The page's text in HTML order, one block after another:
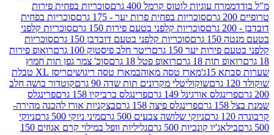
עוגיות לוטוס קרמל 400 גרם
סוכריות בפחית פירות
סוכריות בפחית פרות יער - 175 גרם
סוכריות בפחית
סוכריות קלפני בטעם פירות 150 גרם
סוכריות קלפני
סוכריות קלפני בטעם דובדבן 150 גרם
סוכריות
יער 150 גרם
ריטר חלב פיסטוק 100 גרם
רואופ פירות
תות 18 גרם
רואופ פטל 18 גרם
סוכ' צמר גפן תות חמוץ
מארז טסה מאוהב מארז טסה ריגושים
ריסז XL טבלת
שוקוליטלי מקרונים תות שדה 90 גרם
קוטדור בושה חלב
אורגינל 149 גרם
פרינגלס ברביקיו 158 גרם
פרינגלס
פרינגלס פיצה 158 גרם
בצקניות אורז להכנה מהירה-
ניוקי שלושה צבעים 500 גרם
מיני ניוקי 500 גרם
ניוקי
קונכיות 500 גרם
גליליות וופל במילוי קרם אגוזים 150